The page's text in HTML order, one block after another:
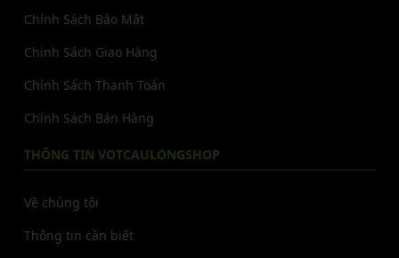
Chính Sách Bảo Mật
Chính Sách Giao Hàng
Chính Sách Thanh Toán
Chính Sách Bán Hàng
THÔNG TIN VOTCAULONGSHOP
Về chúng tôi
Thông tin cần biết